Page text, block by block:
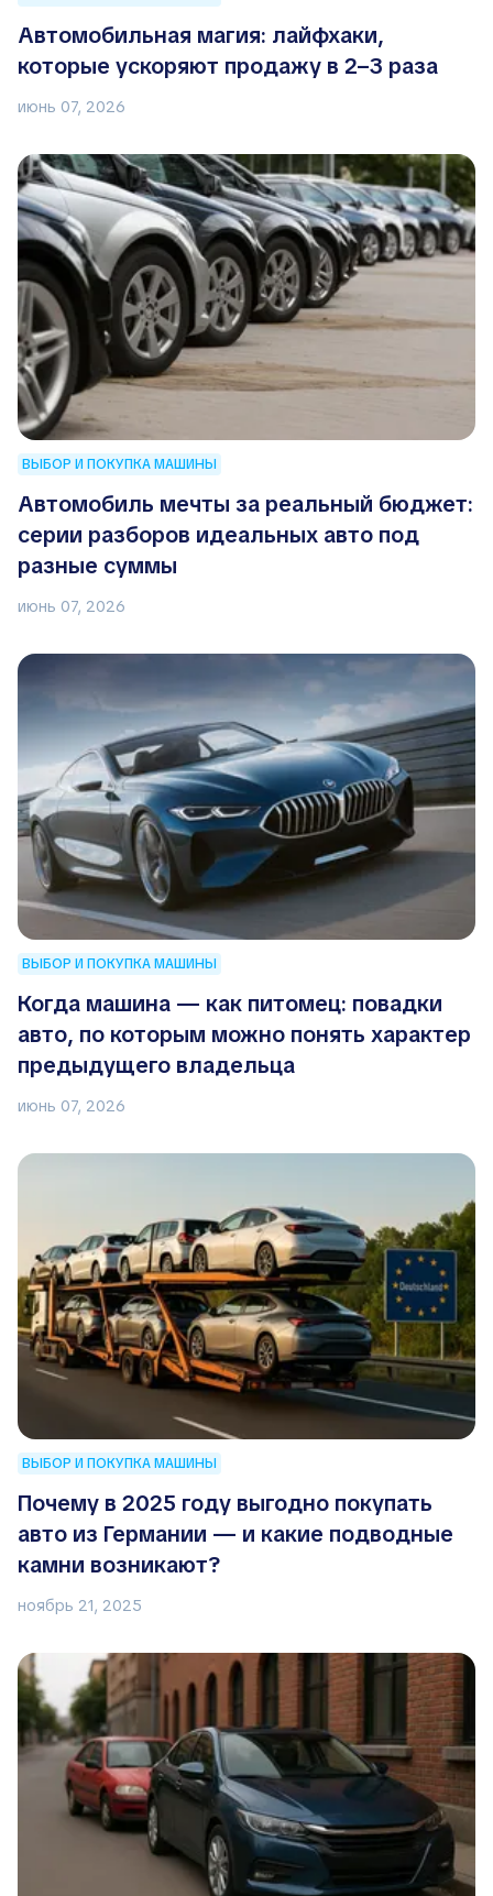
Автомобильная магия: лайфхаки,
которые ускоряют продажу в 2–3 раза
июнь 07, 2026
ВЫБОР И ПОКУПКА МАШИНЫ
Автомобиль мечты за реальный бюджет:
серии разборов идеальных авто под
разные суммы
июнь 07, 2026
ВЫБОР И ПОКУПКА МАШИНЫ
Когда машина — как питомец: повадки
авто, по которым можно понять характер
предыдущего владельца
июнь 07, 2026
ВЫБОР И ПОКУПКА МАШИНЫ
Почему в 2025 году выгодно покупать
авто из Германии — и какие подводные
камни возникают?
ноябрь 21, 2025